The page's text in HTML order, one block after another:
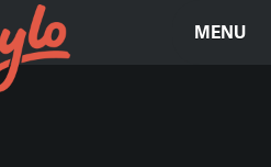
MENU